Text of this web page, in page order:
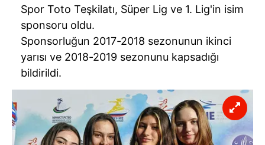
Spor Toto Teşkilatı, Süper Lig ve 1. Lig'in isim
sponsoru oldu.
Sponsorluğun 2017-2018 sezonunun ikinci
yarısı ve 2018-2019 sezonunu kapsadığı
bildirildi.